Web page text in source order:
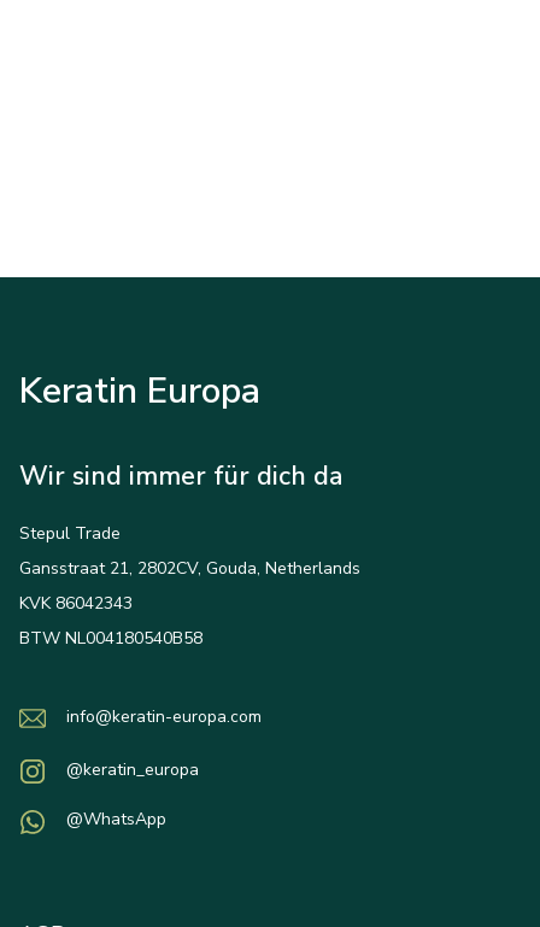
Keratin Europa
Wir sind immer für dich da
Stepul Trade
Gansstraat 21, 2802CV, Gouda, Netherlands
KVK 86042343
BTW NL004180540B58
info@keratin-europa.com
@keratin_europa
@WhatsApp